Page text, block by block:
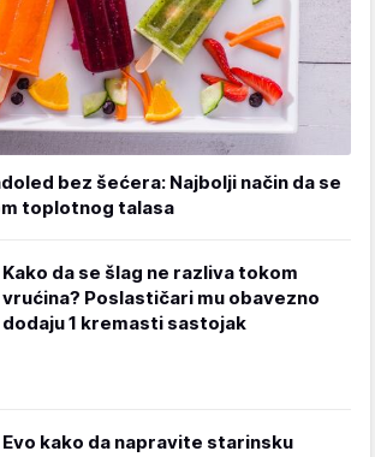
bez šećera: Najbolji način da se
toplotnog talasa
Kako da se šlag ne razliva tokom
vrućina? Poslastičari mu obavezno
dodaju 1 kremasti sastojak
Evo kako da napravite starinsku